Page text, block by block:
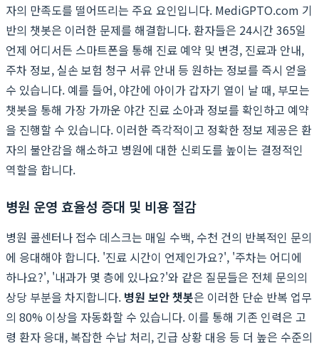
자의 만족도를 떨어뜨리는 주요 요인입니다. MediGPTO.com 기
반의 챗봇은 이러한 문제를 해결합니다. 환자들은 24시간 365일
언제 어디서든 스마트폰을 통해 진료 예약 및 변경, 진료과 안내,
주차 정보, 실손 보험 청구 서류 안내 등 원하는 정보를 즉시 얻을
수 있습니다. 예를 들어, 야간에 아이가 갑자기 열이 날 때, 부모는
챗봇을 통해 가장 가까운 야간 진료 소아과 정보를 확인하고 예약
을 진행할 수 있습니다. 이러한 즉각적이고 정확한 정보 제공은 환
자의 불안감을 해소하고 병원에 대한 신뢰도를 높이는 결정적인
역할을 합니다.
병원 운영 효율성 증대 및 비용 절감
병원 콜센터나 접수 데스크는 매일 수백, 수천 건의 반복적인 문의
에 응대해야 합니다. '진료 시간이 언제인가요?', '주차는 어디에
하나요?', '내과가 몇 층에 있나요?'와 같은 질문들은 전체 문의의
상당 부분을 차지합니다. 병원 보안 챗봇은 이러한 단순 반복 업무
의 80% 이상을 자동화할 수 있습니다. 이를 통해 기존 인력은 고
령 환자 응대, 복잡한 수납 처리, 긴급 상황 대응 등 더 높은 수준의